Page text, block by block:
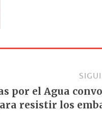
por el Agua
resistir los